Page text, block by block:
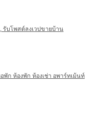
บโพสต์ลงเวปขายบ้าน
พัก ห้องพัก ห้องเช่า อพาร์ทเม้นท์